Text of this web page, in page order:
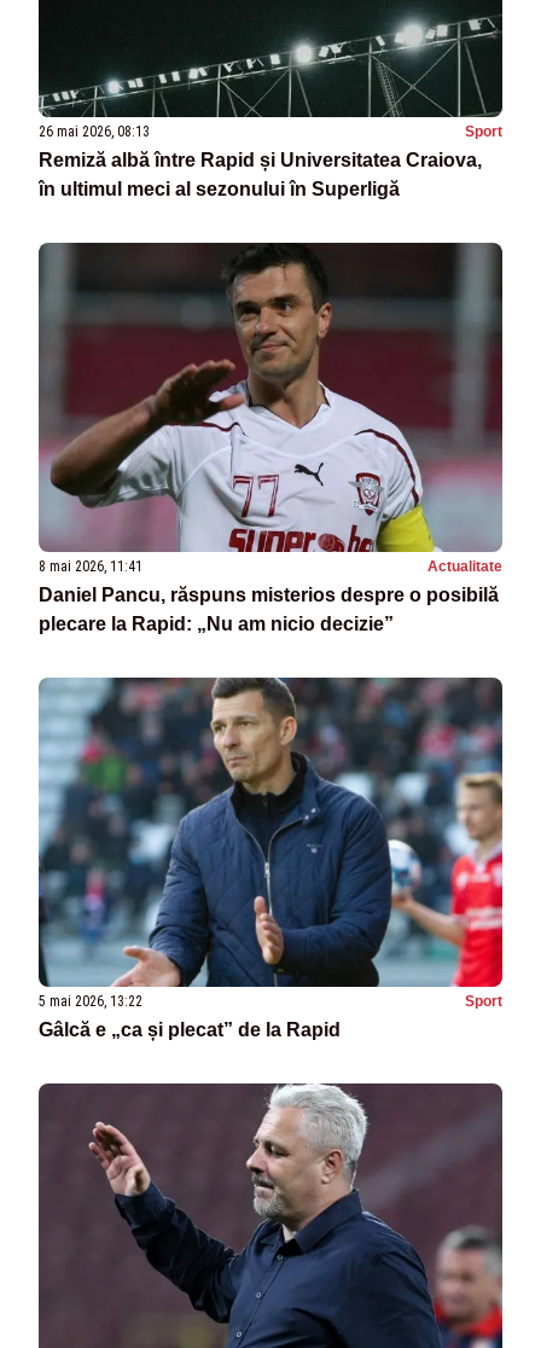
26 mai 2026, 08:13 Sport
Remiză albă între Rapid și Universitatea Craiova,
în ultimul meci al sezonului în Superligă
8 mai 2026, 11:41 Actualitate
Daniel Pancu, răspuns misterios despre o posibilă
plecare la Rapid: „Nu am nicio decizie”
5 mai 2026, 13:22 Sport
Gâlcă e „ca și plecat” de la Rapid